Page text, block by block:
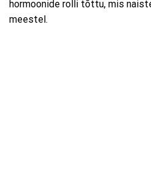
hormoonide rolli tõttu, mis
meestel.